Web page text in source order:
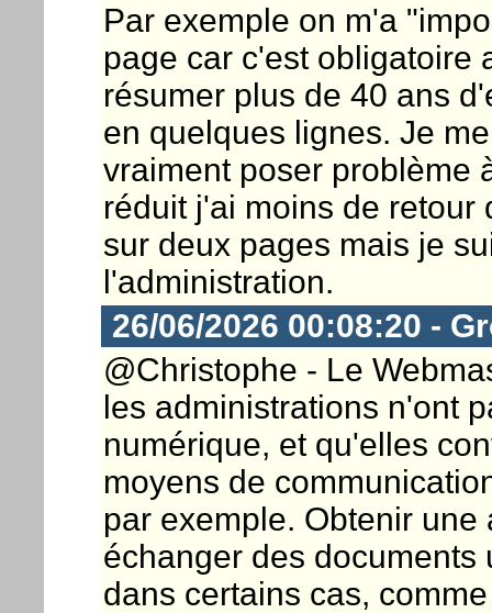
Par exemple on m'a
page car c'est obligatoire
résumer plus de 40 ans
en quelques lignes. Je
vraiment poser problème
réduit j'ai moins de retour
sur deux pages mais je
l'administration.
26/06/2026 00:08:20 -
@Christophe - Le
les administrations n'ont
numérique, et qu'elles
moyens de
par exemple. Obtenir
échanger des
dans certains cas,